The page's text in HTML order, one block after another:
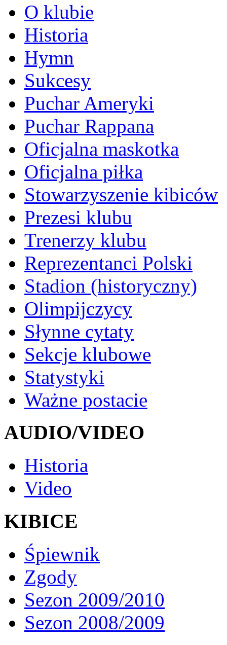
O klubie
Historia
Hymn
Sukcesy
Puchar Ameryki
Puchar Rappana
Oficjalna maskotka
Oficjalna piłka
Stowarzyszenie kibiców
Prezesi klubu
Trenerzy klubu
Reprezentanci Polski
Stadion (historyczny)
Olimpijczycy
Słynne cytaty
Sekcje klubowe
Statystyki
Ważne postacie
AUDIO/VIDEO
Historia
Video
KIBICE
Śpiewnik
Zgody
Sezon 2009/2010
Sezon 2008/2009